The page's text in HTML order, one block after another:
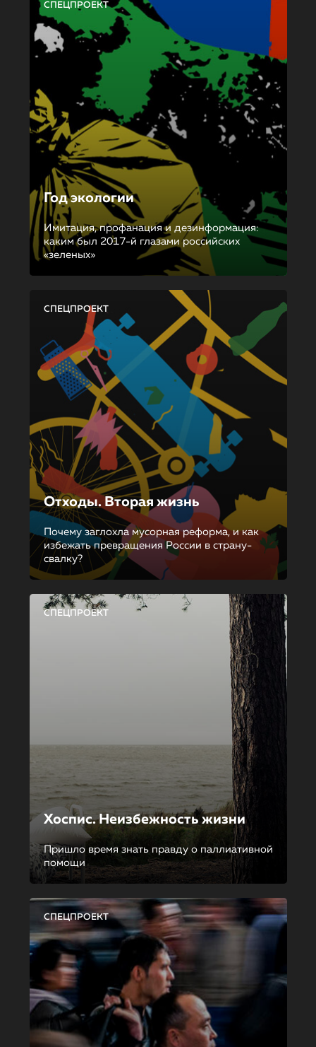
СПЕЦПРОЕКТ
Год экологии
Имитация, профанация и дезинформация:
каким был 2017-й глазами российских
«зеленых»
СПЕЦПРОЕКТ
Отходы. Вторая жизнь
Почему заглохла мусорная реформа, и как
избежать превращения России в страну-
свалку?
СПЕЦПРОЕКТ
Хоспис. Неизбежность жизни
Пришло время знать правду о паллиативной
помощи
СПЕЦПРОЕКТ